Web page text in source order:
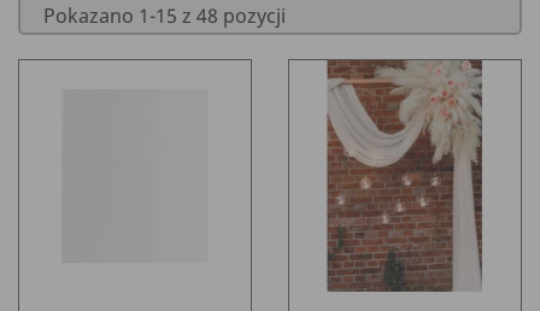
Pokazano 1-15 z 48 pozycji